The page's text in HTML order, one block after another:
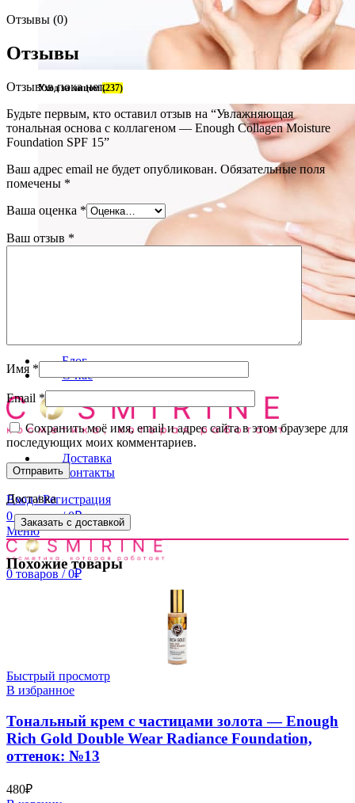
Уход за лицом(237)
Блог
О нас
Доставка
Контакты
Вход / Регистрация
0товаров / 0₽
Меню
0 товаров / 0₽
Отзывы (0)
Отзывы
Отзывов пока нет.
Будьте первым, кто оставил отзыв на “Увлажняющая
тональная основа с коллагеном — Enough Collagen Moisture
Foundation SPF 15”
Ваш адрес email не будет опубликован. Обязательные поля
помечены *
Ваша оценка *
Ваш отзыв *
Имя *
Email *
Сохранить моё имя, email и адрес сайта в этом браузере для
последующих моих комментариев.
Доставка
Заказать с доставкой
Похожие товары
Быстрый просмотр
В избранное
Тональный крем с частицами золота — Enough
Rich Gold Double Wear Radiance Foundation,
оттенок: №13
480₽